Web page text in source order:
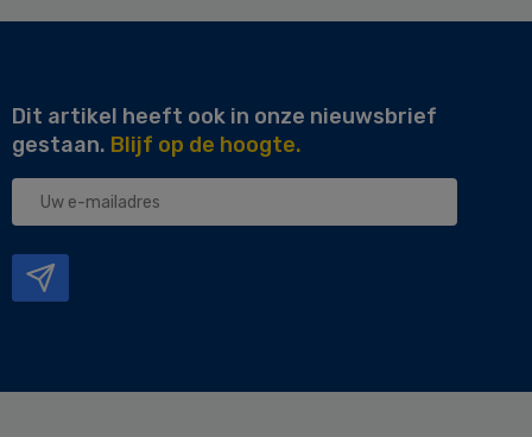
Dit artikel heeft ook in onze nieuwsbrief
gestaan. Blijf op de hoogte.
Uw